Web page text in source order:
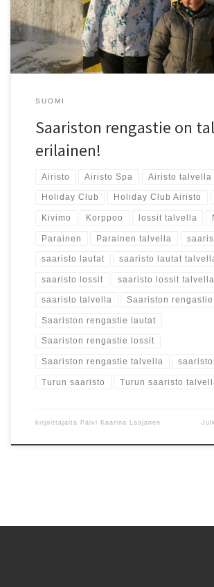
SUOMI
Saariston rengastie on
erilainen!
Airisto Airisto Spa Airisto talvella
Holiday Club Holiday Club Airisto
Kivimo Korppoo lossit talvella
Parainen Parainen talvella
saaristo lautat saaristo lautat
saaristo lossit saaristo lossit talvella
saaristo talvella Saariston rengastie
Saariston rengastie lautat
Saariston rengastie lossit
Saariston rengastie talvella
Turun saaristo Turun saaristo
kirjoittajalta Päivi Kaarina Laajanen